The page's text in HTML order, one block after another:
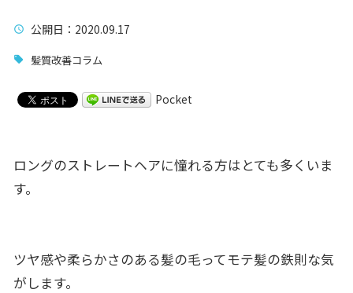
公開日 ：2020.09.17
髪質改善コラム
Pocket
ロングのストレートヘアに憧れる方はとても多くいま
す。
ツヤ感や柔らかさのある髪の毛ってモテ髪の鉄則な気
がします。